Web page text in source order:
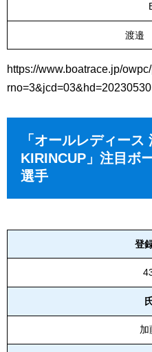
渡邉
https://www.boatrace.jp/
rno=3&jcd=03&hd=20230530
「オールレディー
KIRINCUP」注目ボ
選手
登
加